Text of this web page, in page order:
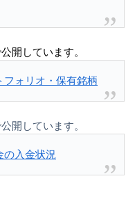
開しています。
ォリオ・保有銘柄
開しています。
入金状況